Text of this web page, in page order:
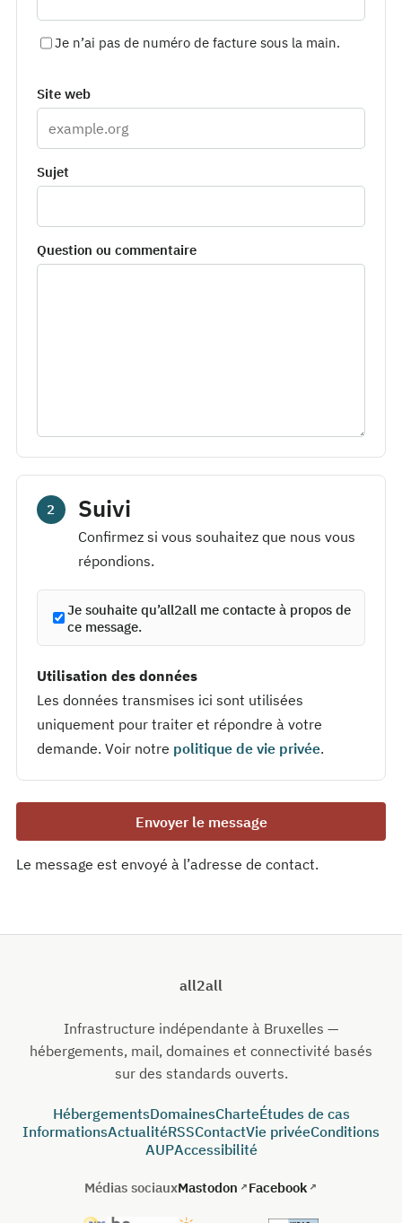
Je n’ai pas de numéro de facture sous la main.
Site web
Sujet
Question ou commentaire
2 Suivi
Confirmez si vous souhaitez que nous vous
répondions.
Je souhaite qu’all2all me contacte à propos de
ce message.
Utilisation des données
Les données transmises ici sont utilisées
uniquement pour traiter et répondre à votre
demande. Voir notre politique de vie privée.
Envoyer le message
Le message est envoyé à l’adresse de contact.
all2all
Infrastructure indépendante à Bruxelles —
hébergements, mail, domaines et connectivité basés
sur des standards ouverts.
HébergementsDomainesCharteÉtudes de cas
InformationsActualitéRSSContactVie privéeConditions
AUPAccessibilité
Médias sociauxMastodon Facebook